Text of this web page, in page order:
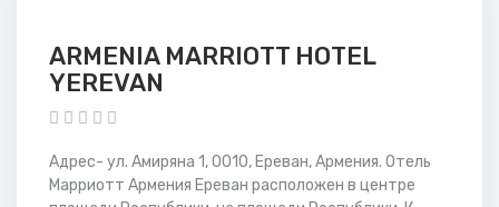
ARMENIA MARRIOTT HOTEL
YEREVAN
Адрес- ул. Амиряна 1, 0010, Ереван, Армения. Отель
Марриотт Армения Ереван расположен в центре